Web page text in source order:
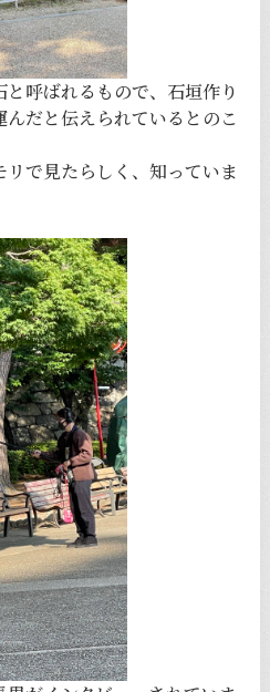
呼ばれるもので、石垣作り
だと伝えられているとのこ
リで見たらしく、知っていま